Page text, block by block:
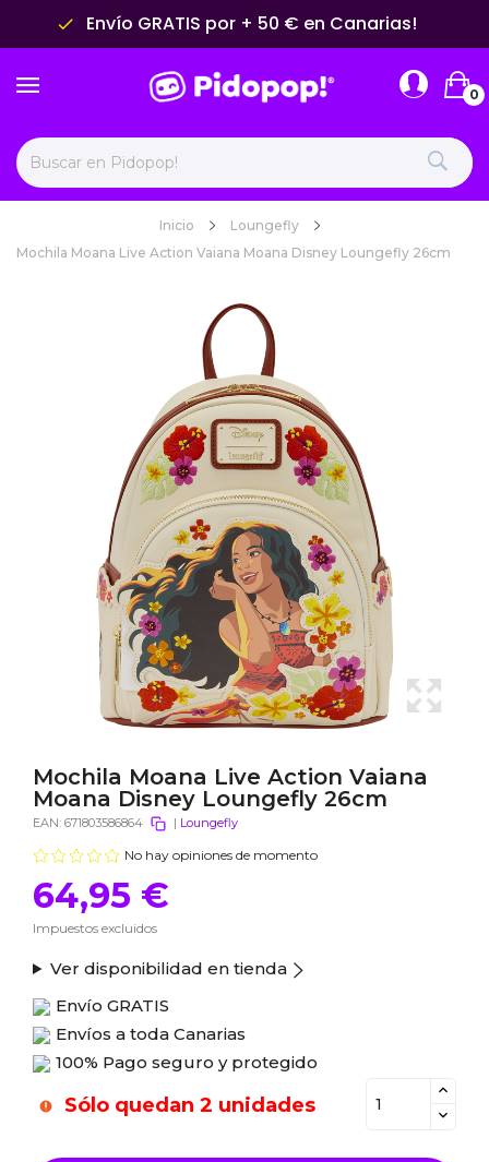
done Envío GRATIS por + 50 € en Canarias!
0
Inicio
Loungefly
Mochila Moana Live Action Vaiana Moana Disney Loungefly 26cm
Mochila Moana Live Action Vaiana
Moana Disney Loungefly 26cm
EAN: 671803586864 | Loungefly
No hay opiniones de momento
64,95 €
Impuestos excluidos
Ver disponibilidad en tienda
Envío GRATIS
Envíos a toda Canarias
100% Pago seguro y protegido
Sólo quedan 2 unidades